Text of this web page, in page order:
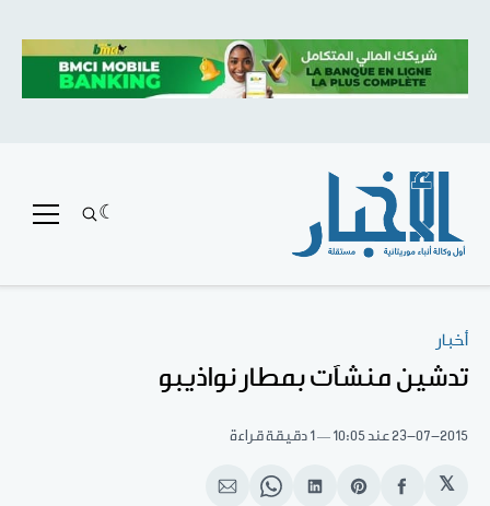
أخبار
تدشين منشآت بمطار نواذيبو
23-07-2015عند 10:05 1 دقيقة قراءة
𝕏
انشر
Shareانشر
Shareانشر